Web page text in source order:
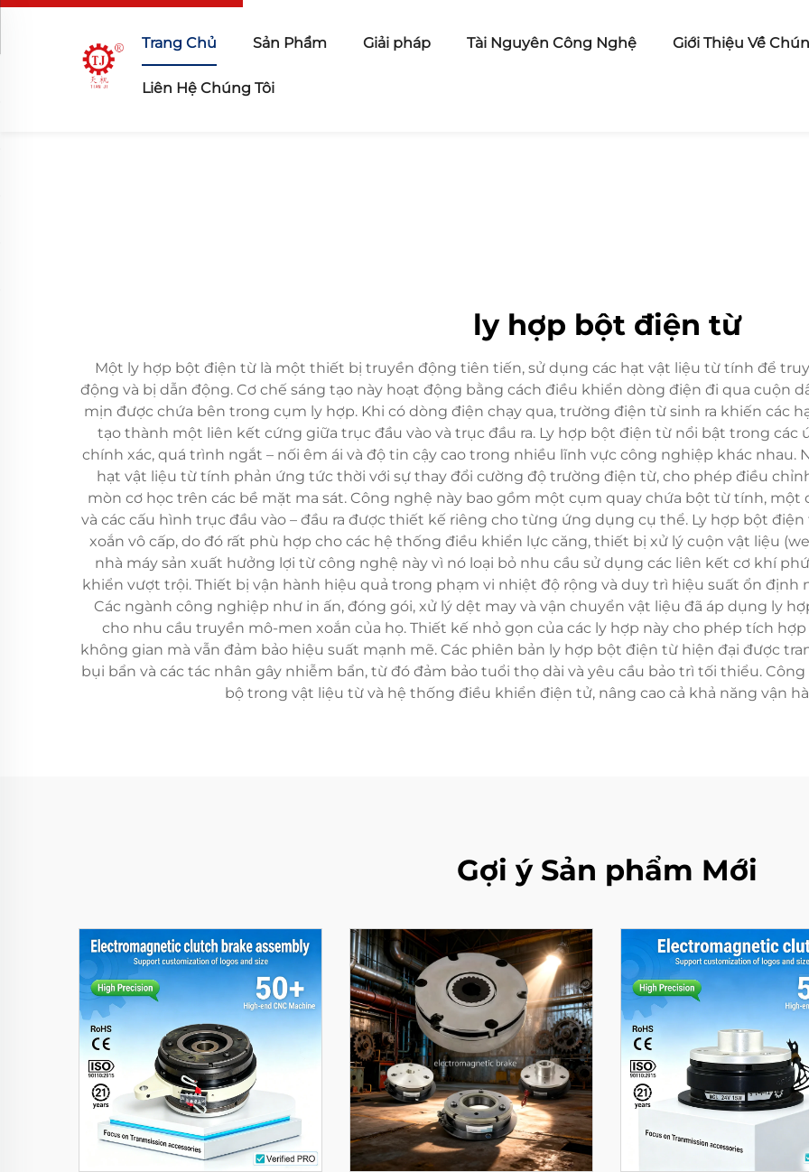
Trang Chủ Sản Phẩm Giải pháp Tài Nguyên Công Nghệ Giới Thiệu Về
Liên Hệ Chúng Tôi
ly hợp bột điện từ
Một ly hợp bột điện từ là một thiết bị truyền động tiên tiến, sử dụng các hạt vật liệu từ tính để
động và bị dẫn động. Cơ chế sáng tạo này hoạt động bằng cách điều khiển dòng điện đi qua cuộn
mịn được chứa bên trong cụm ly hợp. Khi có dòng điện chạy qua, trường điện từ sinh ra khiến các
tạo thành một liên kết cứng giữa trục đầu vào và trục đầu ra. Ly hợp bột điện từ nổi bật trong
chính xác, quá trình ngắt – nối êm ái và độ tin cậy cao trong nhiều lĩnh vực công nghiệp khác nhau.
hạt vật liệu từ tính phản ứng tức thời với sự thay đổi cường độ trường điện từ, cho phép điều
mòn cơ học trên các bề mặt ma sát. Công nghệ này bao gồm một cụm quay chứa bột từ tính,
và các cấu hình trục đầu vào – đầu ra được thiết kế riêng cho từng ứng dụng cụ thể. Ly hợp bột
xoắn vô cấp, do đó rất phù hợp cho các hệ thống điều khiển lực căng, thiết bị xử lý cuộn vật liệu
nhà máy sản xuất hưởng lợi từ công nghệ này vì nó loại bỏ nhu cầu sử dụng các liên kết cơ khí
khiển vượt trội. Thiết bị vận hành hiệu quả trong phạm vi nhiệt độ rộng và duy trì hiệu suất ổn định
Các ngành công nghiệp như in ấn, đóng gói, xử lý dệt may và vận chuyển vật liệu đã áp dụng ly
cho nhu cầu truyền mô-men xoắn của họ. Thiết kế nhỏ gọn của các ly hợp này cho phép tích
không gian mà vẫn đảm bảo hiệu suất mạnh mẽ. Các phiên bản ly hợp bột điện từ hiện đại được
bụi bẩn và các tác nhân gây nhiễm bẩn, từ đó đảm bảo tuổi thọ dài và yêu cầu bảo trì tối thiểu.
bộ trong vật liệu từ và hệ thống điều khiển điện tử, nâng cao cả khả năng vận
Gợi ý Sản phẩm Mới